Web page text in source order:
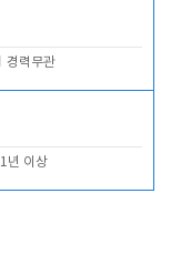
경력무관
1년 이상